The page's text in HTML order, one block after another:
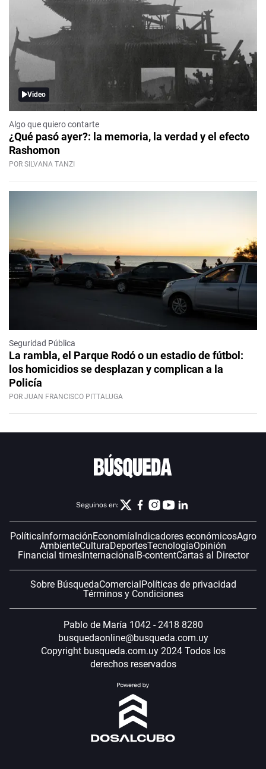
Video
Algo que quiero contarte
¿Qué pasó ayer?: la memoria, la verdad y el efecto
Rashomon
POR SILVANA TANZI
Seguridad Pública
La rambla, el Parque Rodó o un estadio de fútbol:
los homicidios se desplazan y complican a la
Policía
POR JUAN FRANCISCO PITTALUGA
Seguinos en:
Política InformaciónEconomía Indicadores económicosAgro
AmbienteCulturaDeportesTecnologíaOpinión
Financial timesInternacional B-contentCartas al Director
Sobre BúsquedaComercial Políticas de privacidad
Términos y Condiciones
Pablo de María 1042 - 2418 8280
busquedaonline@busqueda.com.uy
Copyright busqueda.com.uy 2024 Todos los
derechos reservados